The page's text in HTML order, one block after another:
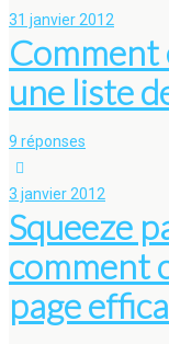
31 janvier 2012
une liste
9 réponses
3 janvier 2012
Squeeze
comment
page